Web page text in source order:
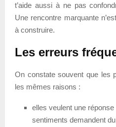
t’aide aussi à ne pas
Une rencontre marquante
à construire.
Les erreurs
On constate souvent que les
les mêmes raisons :
elles veulent une
sentiments demandent